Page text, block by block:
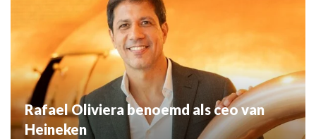
Rafael Oliviera benoemd als ceo van
Heineken